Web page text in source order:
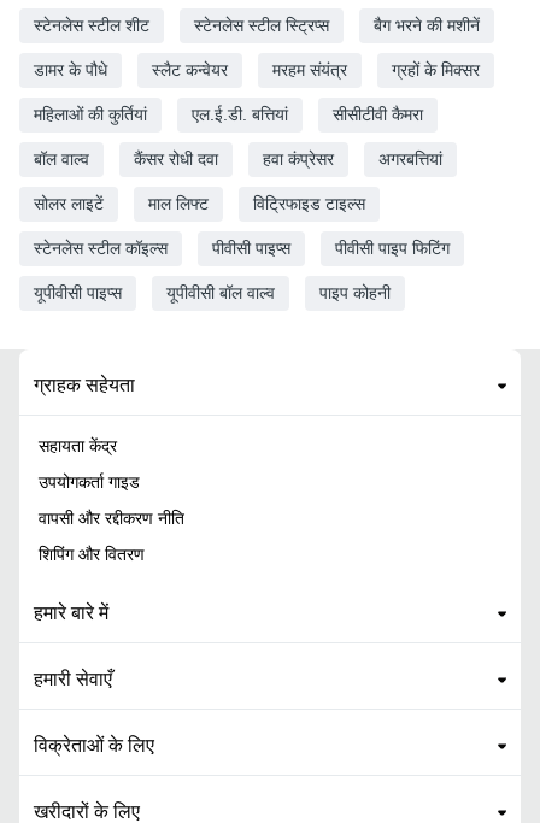
स्टेनलेस स्टील शीट स्टेनलेस स्टील स्ट्रिप्स बैग भरने की मशीनें
डामर के पौधे स्लैट कन्वेयर मरहम संयंत्र ग्रहों के मिक्सर
महिलाओं की कुर्तियां एल.ई.डी. बत्तियां सीसीटीवी कैमरा
बॉल वाल्व कैंसर रोधी दवा हवा कंप्रेसर अगरबत्तियां
सोलर लाइटें माल लिफ्ट विट्रिफाइड टाइल्स
स्टेनलेस स्टील कॉइल्स पीवीसी पाइप्स पीवीसी पाइप फिटिंग
यूपीवीसी पाइप्स यूपीवीसी बॉल वाल्व पाइप कोहनी
ग्राहक सहेयता
सहायता केंद्र
उपयोगकर्ता गाइड
वापसी और रद्दीकरण नीति
शिपिंग और वितरण
हमारे बारे में
हमारी सेवाएँ
विक्रेताओं के लिए
खरीदारों के लिए